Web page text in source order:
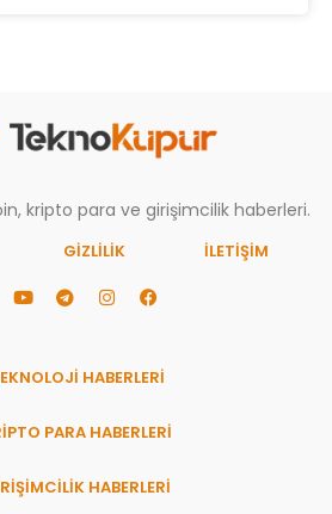
kripto para ve girişimcilik haberleri.
GIZLILIK İLETİŞİM
HABERLERİ
PARA HABERLERİ
HABERLERİ